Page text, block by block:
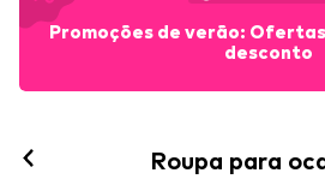
Promoções de verão:
desconto
Roupa para